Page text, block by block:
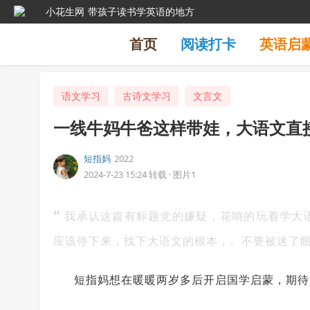
小花生网 带孩子读书学英语的地方
首页 阅读打卡 英语启
语文学习 古诗文学习 文言文
一线牛妈牛爸这样带娃，大语文直
短指妈 2022
2024-7-23 15:24转载 · 图片1
“ 我承认这篇有标题党的嫌疑，花哨的玩着学
应该停下来，找下大语文的根本，。不要被迷了
短指妈想在暖暖两岁多后开启国学启蒙，期待